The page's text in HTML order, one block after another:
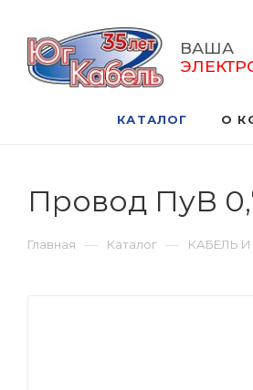
ВАША
КАТАЛОГ О
Провод ПуВ
Главная — Каталог — КАБЕЛЬ